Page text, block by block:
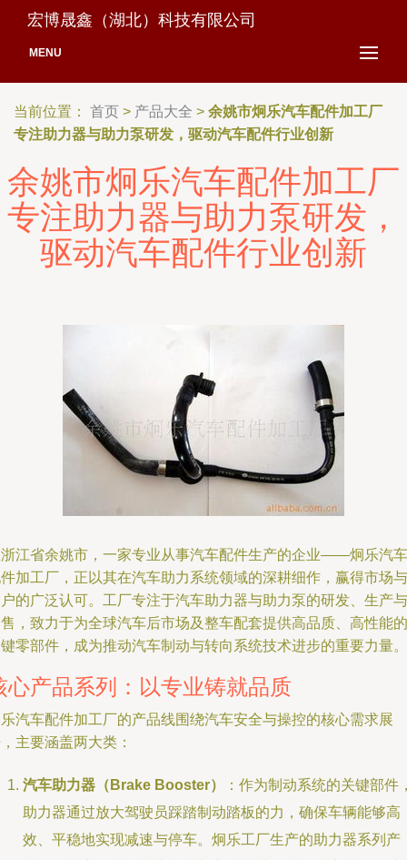
宏博晟鑫（湖北）科技有限公司
MENU
当前位置： 首页 > 产品大全 > 余姚市炯乐汽车配件加工厂
专注助力器与助力泵研发，驱动汽车配件行业创新
余姚市炯乐汽车配件加工厂
专注助力器与助力泵研发，
驱动汽车配件行业创新
江省余姚市，一家专业从事汽车配件生产的企业——炯乐汽车
加工厂，正以其在汽车助力系统领域的深耕细作，赢得市场与
的广泛认可。工厂专注于汽车助力器与助力泵的研发、生产与
，致力于为全球汽车后市场及整车配套提供高品质、高性能的
零部件，成为推动汽车制动与转向系统技术进步的重要力量。
心产品系列：以专业铸就品质
汽车配件加工厂的产品线围绕汽车安全与操控的核心需求展
主要涵盖两大类：
汽车助力器（Brake Booster）
：作为制动系统的关键部件
助力器通过放大驾驶员踩踏制动踏板的力，确保车辆能够高
效、平稳地实现减速与停车。炯乐工厂生产的助力器系列产